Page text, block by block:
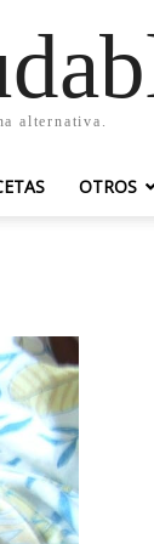
alternativa.
OTROS